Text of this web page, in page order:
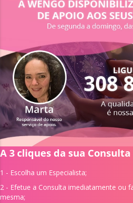
A 3 cliques da sua Consulta
1 - Escolha um Especialista;
2 - Efetue a Consulta imediatamente ou
mesma;